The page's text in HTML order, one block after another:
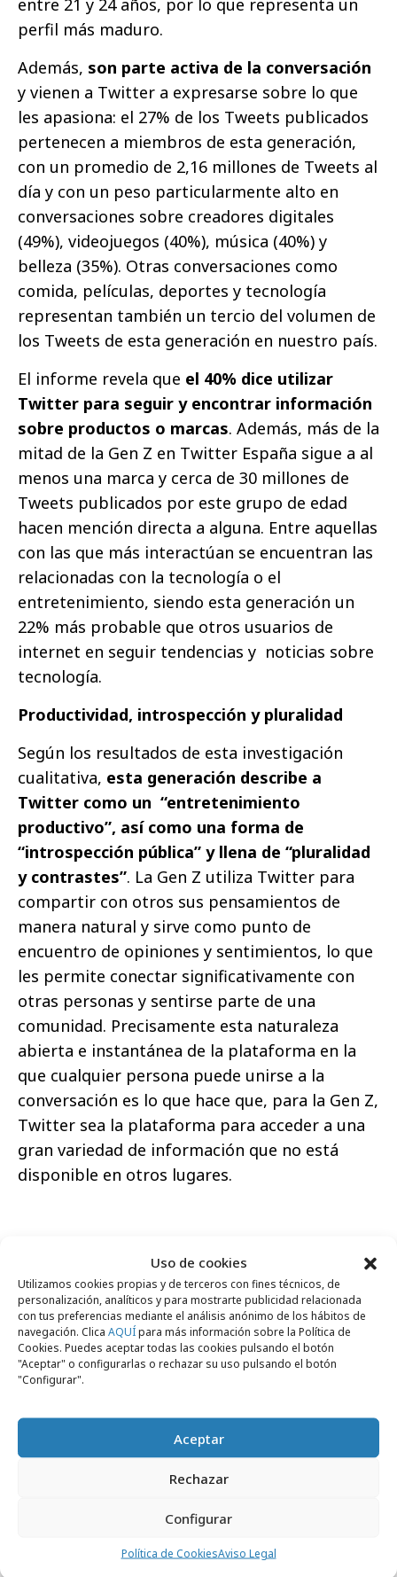
Uso de cookies
Utilizamos cookies propias y de terceros con fines técnicos, de
personalización, analíticos y para mostrarte publicidad relacionada
con tus preferencias mediante el análisis anónimo de los hábitos de
navegación. Clica AQUÍpara más información sobre la Política de
Cookies. Puedes aceptar todas las cookies pulsando el botón
"Aceptar" o configurarlas o rechazar su uso pulsando el botón
"Configurar".
Aceptar
Rechazar
Configurar
Política de CookiesAviso Legal
entre 21 y 24 años, por lo que representa un
perfil más maduro.
Además, son parte activa de la conversación
y vienen a Twitter a expresarse sobre lo que
les apasiona: el 27% de los Tweets publicados
pertenecen a miembros de esta generación,
con un promedio de 2,16 millones de Tweets al
día y con un peso particularmente alto en
conversaciones sobre creadores digitales
(49%), videojuegos (40%), música (40%) y
belleza (35%). Otras conversaciones como
comida, películas, deportes y tecnología
representan también un tercio del volumen de
los Tweets de esta generación en nuestro país.
El informe revela que el 40% dice utilizar
Twitter para seguir y encontrar información
sobre productos o marcas. Además, más de la
mitad de la Gen Z en Twitter España sigue a al
menos una marca y cerca de 30 millones de
Tweets publicados por este grupo de edad
hacen mención directa a alguna. Entre aquellas
con las que más interactúan se encuentran las
relacionadas con la tecnología o el
entretenimiento, siendo esta generación un
22% más probable que otros usuarios de
internet en seguir tendencias y noticias sobre
tecnología.
Productividad, introspección y pluralidad
Según los resultados de esta investigación
cualitativa, esta generación describe a
Twitter como un “entretenimiento
productivo”, así como una forma de
“introspección pública” y llena de “pluralidad
y contrastes”. La Gen Z utiliza Twitter para
compartir con otros sus pensamientos de
manera natural y sirve como punto de
encuentro de opiniones y sentimientos, lo que
les permite conectar significativamente con
otras personas y sentirse parte de una
comunidad. Precisamente esta naturaleza
abierta e instantánea de la plataforma en la
que cualquier persona puede unirse a la
conversación es lo que hace que, para la Gen Z,
Twitter sea la plataforma para acceder a una
gran variedad de información que no está
disponible en otros lugares.
Comparte
Noticias Relacionadas
Opinión